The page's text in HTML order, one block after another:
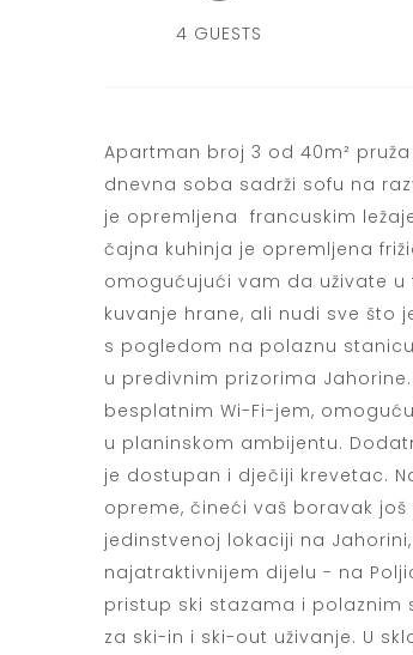
4 GUESTS
Apartman broj 3 od 40m²
dnevna soba sadrži sofu na
je opremljena francuskim
čajna kuhinja je opremljena
omogućujući vam da uživate
kuvanje hrane, ali nudi sve što
s pogledom na polaznu
u predivnim prizorima
besplatnim Wi-Fi-jem,
u planinskom ambijentu.
je dostupan i dječiji krevetac.
opreme, čineći vaš boravak
jedinstvenoj lokaciji na
najatraktivnijem dijelu - na
pristup ski stazama i polaznim
za ski-in i ski-out uživanje. U